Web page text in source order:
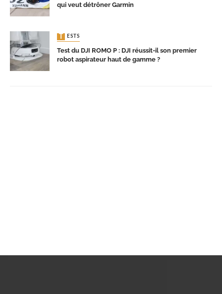
qui veut détrôner Garmin
TESTS
Test du DJI ROMO P : DJI réussit-il son premier
robot aspirateur haut de gamme ?